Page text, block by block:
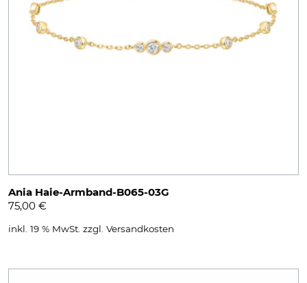
Ania Haie-Armband-B065-03G
75,00 €
inkl. 19 % MwSt. zzgl. Versandkosten